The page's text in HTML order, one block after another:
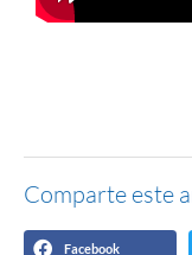
Comparte este
Facebook